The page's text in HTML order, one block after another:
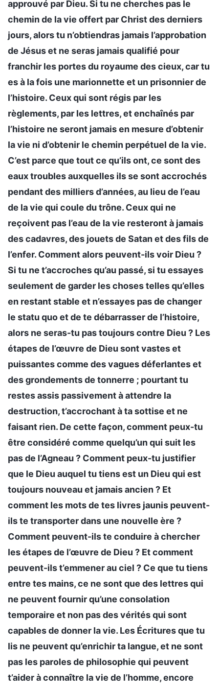
approuvé par Dieu. Si tu ne cherches pas le
chemin de la vie offert par Christ des derniers
jours, alors tu n’obtiendras jamais l’approbation
de Jésus et ne seras jamais qualifié pour
franchir les portes du royaume des cieux, car tu
es à la fois une marionnette et un prisonnier de
l’histoire. Ceux qui sont régis par les
règlements, par les lettres, et enchaînés par
l’histoire ne seront jamais en mesure d’obtenir
la vie ni d’obtenir le chemin perpétuel de la vie.
C’est parce que tout ce qu’ils ont, ce sont des
eaux troubles auxquelles ils se sont accrochés
pendant des milliers d’années, au lieu de l’eau
de la vie qui coule du trône. Ceux qui ne
reçoivent pas l’eau de la vie resteront à jamais
des cadavres, des jouets de Satan et des fils de
l’enfer. Comment alors peuvent-ils voir Dieu ?
Si tu ne t’accroches qu’au passé, si tu essayes
seulement de garder les choses telles qu’elles
en restant stable et n’essayes pas de changer
le statu quo et de te débarrasser de l’histoire,
alors ne seras-tu pas toujours contre Dieu ? Les
étapes de l’œuvre de Dieu sont vastes et
puissantes comme des vagues déferlantes et
des grondements de tonnerre ; pourtant tu
restes assis passivement à attendre la
destruction, t’accrochant à ta sottise et ne
faisant rien. De cette façon, comment peux-tu
être considéré comme quelqu’un qui suit les
pas de l’Agneau ? Comment peux-tu justifier
que le Dieu auquel tu tiens est un Dieu qui est
toujours nouveau et jamais ancien ? Et
comment les mots de tes livres jaunis peuvent-
ils te transporter dans une nouvelle ère ?
Comment peuvent-ils te conduire à chercher
les étapes de l’œuvre de Dieu ? Et comment
peuvent-ils t’emmener au ciel ? Ce que tu tiens
entre tes mains, ce ne sont que des lettres qui
ne peuvent fournir qu’une consolation
temporaire et non pas des vérités qui sont
capables de donner la vie. Les Écritures que tu
lis ne peuvent qu’enrichir ta langue, et ne sont
pas les paroles de philosophie qui peuvent
t’aider à connaître la vie de l’homme, encore